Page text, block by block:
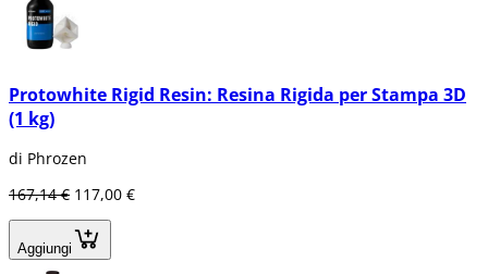
Protowhite Rigid Resin: Resina Rigida per Stampa 3D
(1 kg)
di Phrozen
167,14 € 117,00 €
Aggiungi